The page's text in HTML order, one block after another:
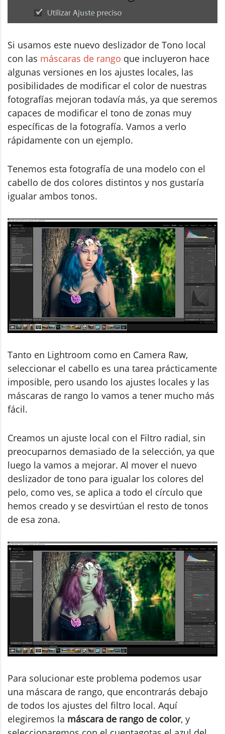
Si usamos este nuevo deslizador de Tono local
con las máscaras de rango que incluyeron hace
algunas versiones en los ajustes locales, las
posibilidades de modificar el color de nuestras
fotografías mejoran todavía más, ya que seremos
capaces de modificar el tono de zonas muy
específicas de la fotografía. Vamos a verlo
rápidamente con un ejemplo.
Tenemos esta fotografía de una modelo con el
cabello de dos colores distintos y nos gustaría
igualar ambos tonos.
Tanto en Lightroom como en Camera Raw,
seleccionar el cabello es una tarea prácticamente
imposible, pero usando los ajustes locales y las
máscaras de rango lo vamos a tener mucho más
fácil.
Creamos un ajuste local con el Filtro radial, sin
preocuparnos demasiado de la selección, ya que
luego la vamos a mejorar. Al mover el nuevo
deslizador de tono para igualar los colores del
pelo, como ves, se aplica a todo el círculo que
hemos creado y se desvirtúan el resto de tonos
de esa zona.
Para solucionar este problema podemos usar
una máscara de rango, que encontrarás debajo
de todos los ajustes del filtro local. Aquí
elegiremos la máscara de rango de color, y